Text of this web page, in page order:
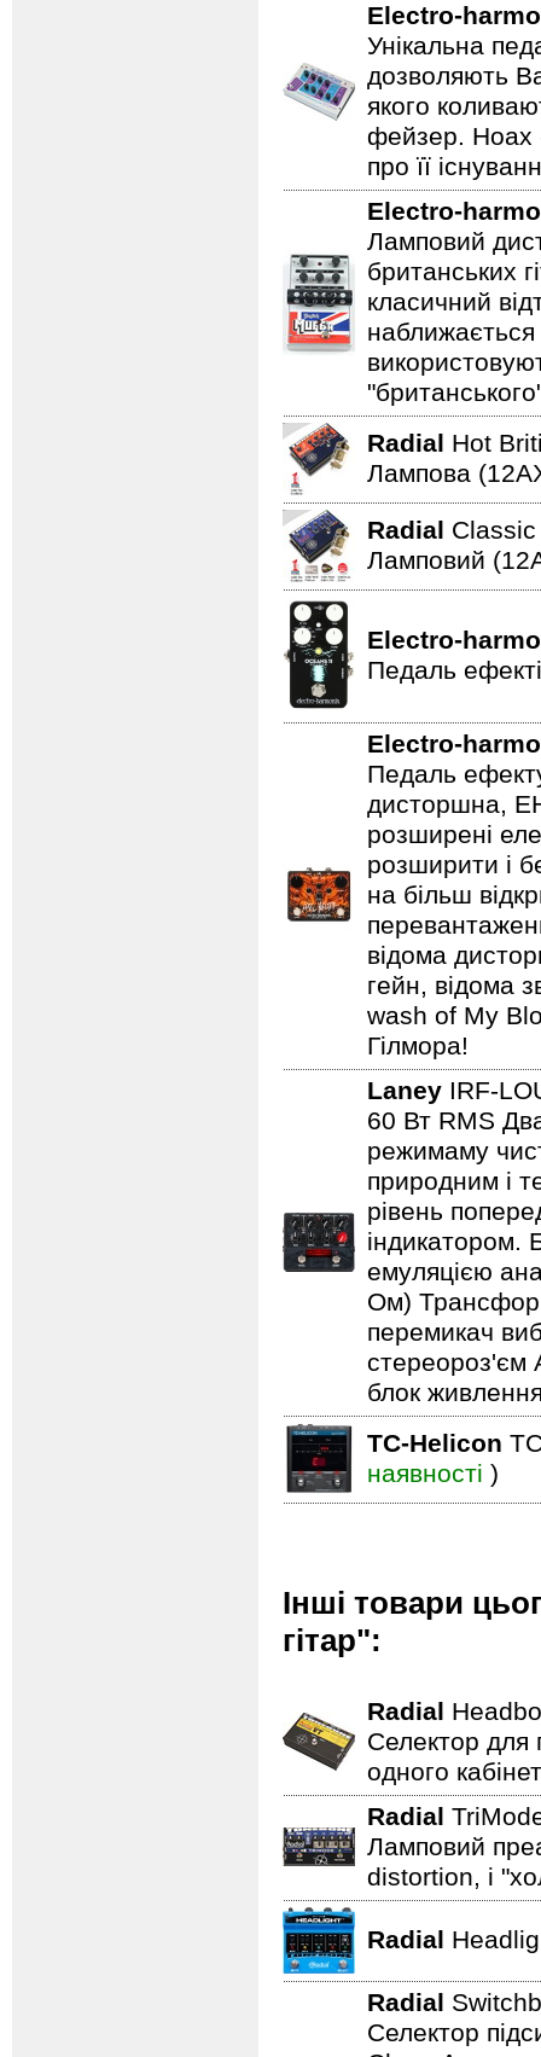
Electro-
Унікальна
дозволяють
якого
фейзер. Hoax
про її
Electro-
Ламповий
британських
класичний
Radial Hot
Лампова
Radial
Ламповий
Electro-
Педаль
Electro-
Педаль
дисторшна,
розширені
розширити і
на більш
відома
гейн, відома
wash of My
Гілмора!
Laney IRF-
60 Вт RMS
режимаму
природним і
рівень
індикатором.
емуляцією
Ом)
перемикач
стереороз'єм
блок
TC-Helicon
наявності )
Інші товари
гітар":
Radial
Селектор для
одного
Radial
Ламповий
distortion, і
Radial
Radial
Селектор